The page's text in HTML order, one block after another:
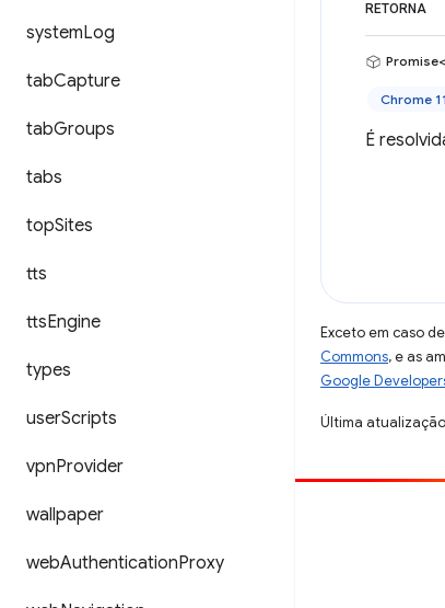
systemLog
tabCapture
tabGroups
tabs
topSites
tts
ttsEngine
types
userScripts
vpnProvider
wallpaper
webAuthenticationProxy
RETORNA
Chrome
É
Exceto em caso
Commons, e as
Google
Última
Contribuir
Registre um bug